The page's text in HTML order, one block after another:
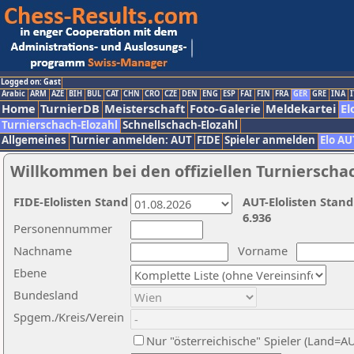
Logged on: Gast
Arabic ARM AZE BIH BUL CAT CHN CRO CZE DEN ENG ESP FAI FIN FRA GER GRE INA
Home TurnierDB Meisterschaft Foto-Galerie Meldekartei
Turnierschach-Elozahl Schnellschach-Elozahl
Allgemeines Turnier anmelden: AUT FIDE Spieler anmelden Elo
Willkommen bei den offiziellen
Nachname
Vorname
Ebene
Personennummer
Bundesland
Spgem./Kreis/Verein
Nur "österreichische" Spieler
AUT-Elolisten
6.936
FIDE-Elolisten Stand